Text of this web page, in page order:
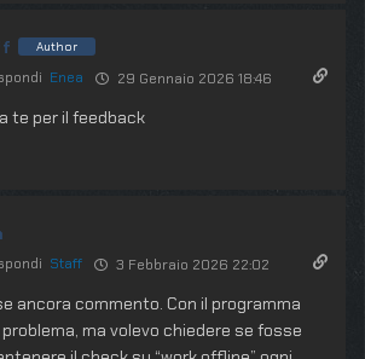
Author
Enea 29 Gennaio 2026 18:46
te per il feedback
Staff 3 Febbraio 2026 22:02
ancora commento. Con il programma
ma volevo chiedere se fosse